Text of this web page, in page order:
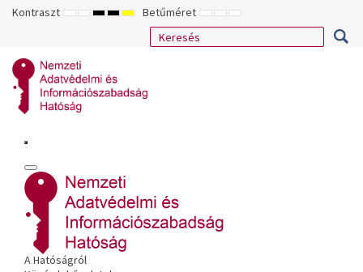
Kontraszt ALAPÉRTELMEZETT
ÉJSZAKAI
NAGY
KONTRASZTÚ
NAGY
KONTRASZTÚ
NAGY
KONTRASZTÚ
SÁRGA
FEKETE
Betűméret KISEBB
BETŰTÍPUS
ALAPÉRTELMEZETT
BETŰMÉRET
NAGYOBB
BETŰMÉRET
A Hatóságról